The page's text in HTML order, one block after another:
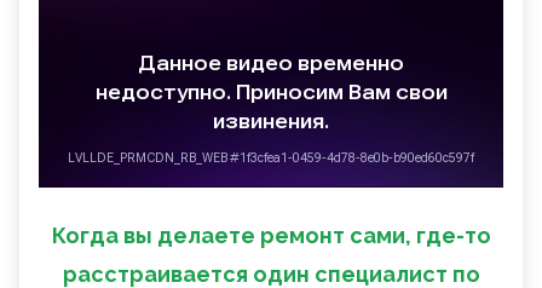
Когда вы делаете ремонт сами, где-то
расстраивается один специалист по